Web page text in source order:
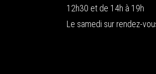
12h30 et de 14h à 19h
Le samedi sur rendez-